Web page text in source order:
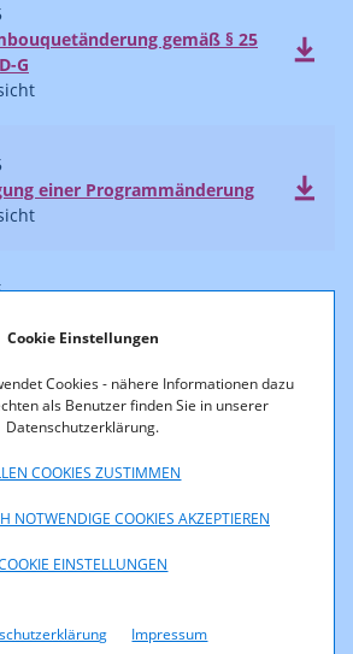
Cookie Einstellungen
Cookies - nähere Informationen dazu
als Benutzer finden Sie in unserer
Datenschutzerklärung.
COOKIES ZUSTIMMEN
NOTWENDIGE COOKIES AKZEPTIEREN
EINSTELLUNGEN
Impressum
gemäß § 25
G
einer Programmänderung
PrR-G
„MUX II - Niederösterreich und